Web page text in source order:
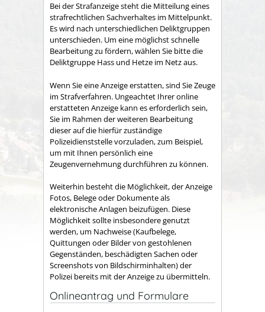
Bei der Strafanzeige steht die Mitteilung eines
strafrechtlichen Sachverhaltes im Mittelpunkt.
Es wird nach unterschiedlichen Deliktgruppen
unterschieden. Um eine möglichst schnelle
Bearbeitung zu fördern, wählen Sie bitte die
Deliktgruppe Hass und Hetze im Netz aus.
Wenn Sie eine Anzeige erstatten, sind Sie Zeuge
im Strafverfahren. Ungeachtet Ihrer online
erstatteten Anzeige kann es erforderlich sein,
Sie im Rahmen der weiteren Bearbeitung
dieser auf die hierfür zuständige
Polizeidienststelle vorzuladen, zum Beispiel,
um mit Ihnen persönlich eine
Zeugenvernehmung durchführen zu können.
Weiterhin besteht die Möglichkeit, der Anzeige
Fotos, Belege oder Dokumente als
elektronische Anlagen beizufügen. Diese
Möglichkeit sollte insbesondere genutzt
werden, um Nachweise (Kaufbelege,
Quittungen oder Bilder von gestohlenen
Gegenständen, beschädigten Sachen oder
Screenshots von Bildschirminhalten) der
Polizei bereits mit der Anzeige zu übermitteln.
Onlineantrag und Formulare